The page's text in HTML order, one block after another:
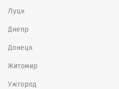
Луцк
Днепр
Донецк
Житомир
Ужгород